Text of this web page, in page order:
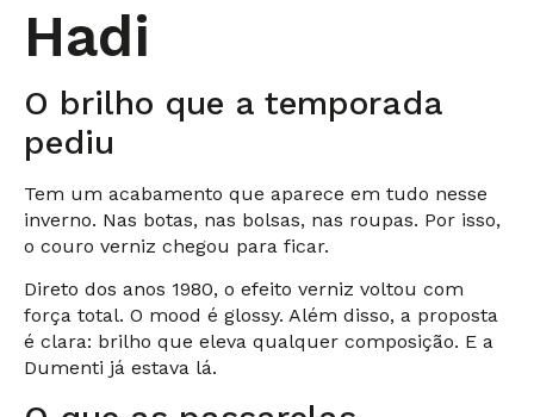
Hadi
O brilho que a temporada
pediu
Tem um acabamento que aparece em tudo nesse
inverno. Nas botas, nas bolsas, nas roupas. Por isso,
o couro verniz chegou para ficar.
Direto dos anos 1980, o efeito verniz voltou com
força total. O mood é glossy. Além disso, a proposta
é clara: brilho que eleva qualquer composição. E a
Dumenti já estava lá.